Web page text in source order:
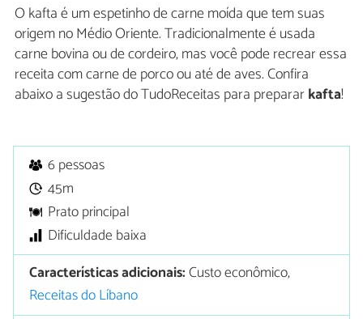
O kafta é um espetinho de carne moída que tem suas
origem no Médio Oriente. Tradicionalmente é usada
carne bovina ou de cordeiro, mas você pode recrear essa
receita com carne de porco ou até de aves. Confira
abaixo a sugestão do TudoReceitas para prepararkafta!
6 pessoas
45m
Prato principal
Dificuldade baixa
Características adicionais:Custo econômico,
Receitas do Líbano